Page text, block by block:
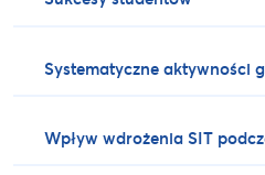
Systematyczne aktywności
Wpływ wdrożenia SIT